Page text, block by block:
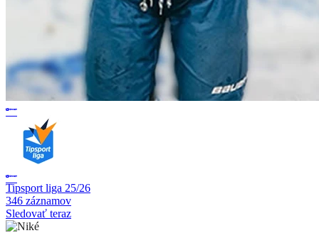
Tipsport liga 25/26
346 záznamov
Sledovať teraz